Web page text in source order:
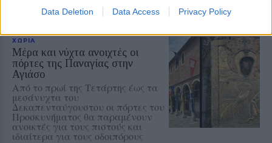
Data Deletion Data Access Privacy Policy
του κοινωνικού κράτους
ΧΩΡΙΑ
Μέρα και νύχτα ανοιχτές οι
πόρτες της Παναγίας στην
Αγιάσο
Από το πρωί της Τετάρτης έως τα
μεσάνυχτα του
Δεκαπενταύγουστου οι πόρτες του
Προσκυνήματος θα παραμένουν
ανοικτές για τους πιστούς και
ιδιαίτερα για τους οδοιπόρους